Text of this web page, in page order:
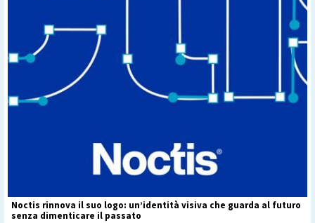
Noctis rinnova il suo logo: un’identità visiva che guarda al futuro
senza dimenticare il passato